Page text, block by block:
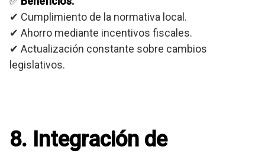
✔ Cumplimiento de la normativa local.
✔ Ahorro mediante incentivos fiscales.
✔ Actualización constante sobre cambios
legislativos.
8. Integración de